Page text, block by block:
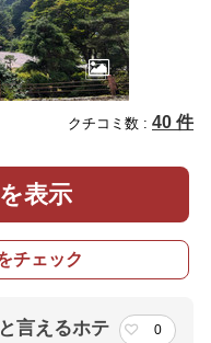
クチコミ数 : 40 件
表示
チェック
言えるホテ
0